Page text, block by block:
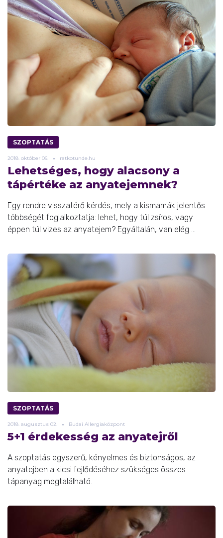
SZOPTATÁS
2018. október 06. ratkotunde.hu
Lehetséges, hogy alacsony a
tápértéke az anyatejemnek?
Egy rendre visszatérő kérdés, mely a kismamák jelentős
többségét foglalkoztatja: lehet, hogy túl zsíros, vagy
éppen túl vizes az anyatejem? Egyáltalán, van elég ...
SZOPTATÁS
2018. augusztus 02. Budai Allergiaközpont
5+1 érdekesség az anyatejről
A szoptatás egyszerű, kényelmes és biztonságos, az
anyatejben a kicsi fejlődéséhez szükséges összes
tápanyag megtalálható.